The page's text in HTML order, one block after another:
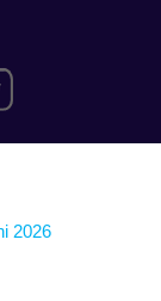
2026